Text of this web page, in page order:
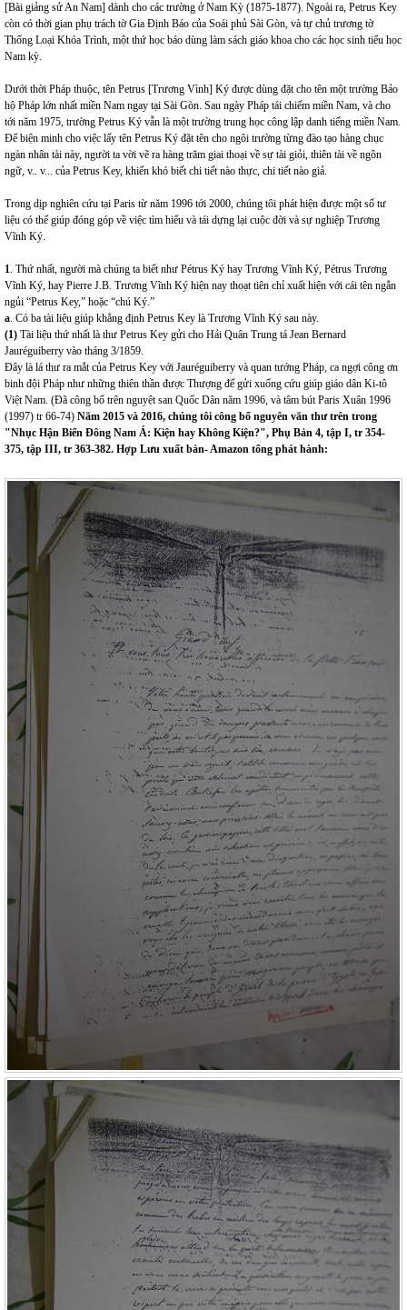
[Bài giảng sử An Nam] dành cho các trường ở Nam Kỳ (1875-1877). Ngoài ra, Petrus Key
còn có thời gian phụ trách tờ Gia Định Báo của Soái phủ Sài Gòn, và tự chủ trương tờ
Thống Loại Khóa Trình, một thứ học báo dùng làm sách giáo khoa cho các học sinh tiểu học
Nam kỳ.
Dưới thời Pháp thuộc, tên Petrus [Trương Vình] Ký được dùng đặt cho tên một trường Bảo
hộ Pháp lớn nhất miền Nam ngay tại Sài Gòn. Sau ngày Pháp tái chiếm miền Nam, và cho
tới năm 1975, trường Petrus Ký vẫn là một trường trung học công lập danh tiếng miền Nam.
Để biện minh cho việc lấy tên Petrus Ký đặt tên cho ngôi trường từng đào tạo hàng chục
ngàn nhân tài này, người ta vời vẽ ra hàng trăm giai thoại về sự tài giỏi, thiên tài về ngôn
ngữ, v.. v... của Petrus Key, khiến khó biết chi tiết nào thực, chi tiết nào giả.
Trong dịp nghiên cứu tại Paris từ năm 1996 tới 2000, chúng tôi phát hiện được một số tư
liệu có thể giúp đóng góp về việc tìm hiểu và tái dựng lại cuộc đời và sự nghiệp Trương
Vĩnh Ký.
1. Thứ nhất, người mà chúng ta biết như Pétrus Ký hay Trương Vĩnh Ký, Pétrus Trương
Vĩnh Ký, hay Pierre J.B. Trương Vĩnh Ký hiện nay thoạt tiên chỉ xuất hiện với cái tên ngắn
ngủi “Petrus Key,” hoặc “chú Ký.”
a. Có ba tài liệu giúp khẳng định Petrus Key là Trương Vĩnh Ký sau này.
(1) Tài liệu thứ nhất là thư Petrus Key gửi cho Hải Quân Trung tá Jean Bernard
Jauréguiberry vào tháng 3/1859.
Đây là lá thư ra mắt của Petrus Key với Jauréguiberry và quan tướng Pháp, ca ngợi công ơn
binh đội Pháp như những thiên thần được Thượng đế gửi xuống cứu giúp giáo dân Ki-tô
Việt Nam. (Đã công bố trên nguyệt san Quốc Dân năm 1996, và tâm bút Paris Xuân 1996
(1997) tr 66-74) Năm 2015 và 2016, chúng tôi công bố nguyên văn thư trên trong
"Nhục Hận Biển Đông Nam Á: Kiện hay Không Kiện?", Phụ Bản 4, tập I, tr 354-
375, tập III, tr 363-382. Hợp Lưu xuất bản- Amazon tổng phát hành: